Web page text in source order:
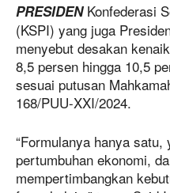
PRESIDENKonfederasi
(KSPI) yang juga
menyebut desakan
8,5 persen hingga 10,5
sesuai putusan
168/PUU-XXI/2024.
“Formulanya hanya
pertumbuhan ekonomi,
mempertimbangkan